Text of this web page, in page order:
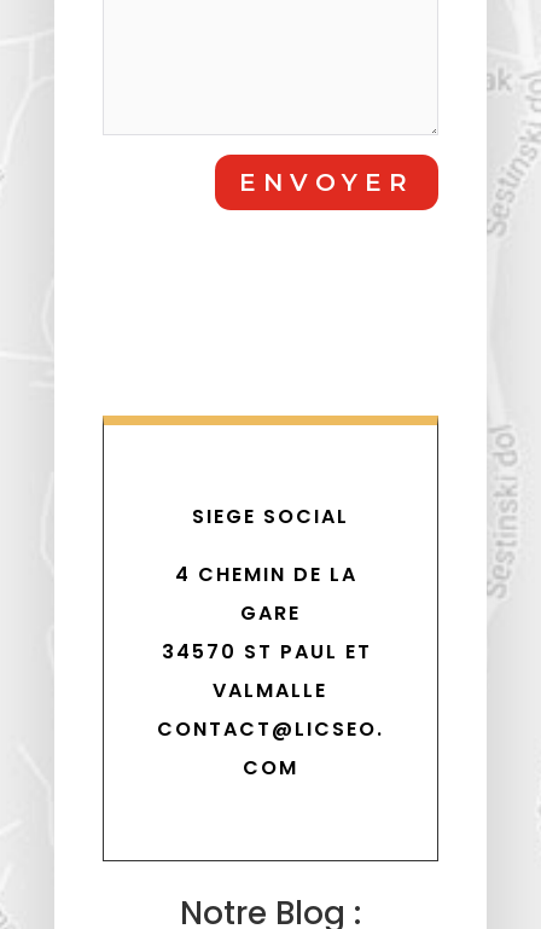
ENVOYER
SIEGE SOCIAL
4 CHEMIN DE LA
GARE
34570 ST PAUL ET
VALMALLE
CONTACT@LICSEO.
COM
Notre Blog :